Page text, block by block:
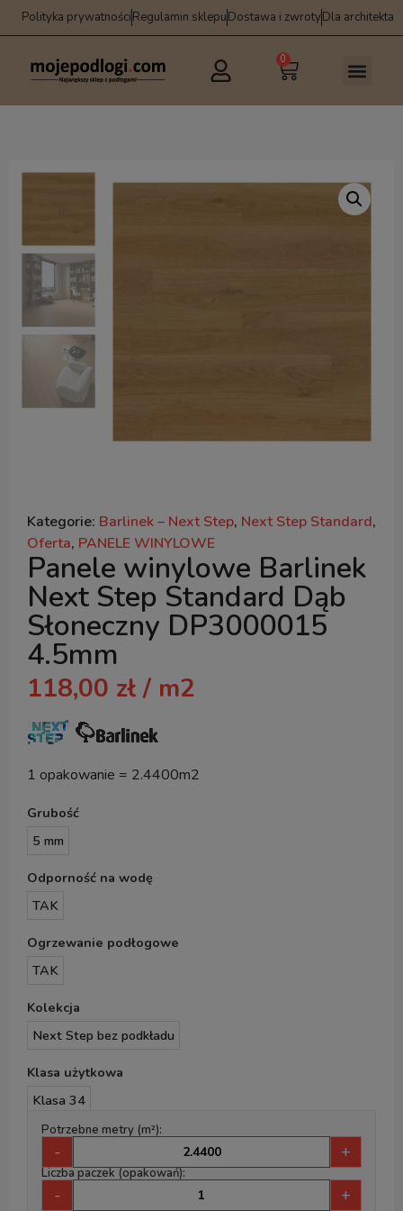
Polityka prywatnościRegulamin sklepuDostawa i zwrotyDla architekta
0
Kategorie: Barlinek – Next Step, Next Step Standard,
Oferta, PANELE WINYLOWE
Panele winylowe Barlinek
Next Step Standard Dąb
Słoneczny DP3000015
4.5mm
118,00 zł / m2
1 opakowanie = 2.4400m2
Grubość
5 mm
Odporność na wodę
TAK
Ogrzewanie podłogowe
TAK
Kolekcja
Next Step bez podkładu
Klasa użytkowa
Klasa 34
Potrzebne metry (m²):
- +
Liczba paczek (opakowań):
- +